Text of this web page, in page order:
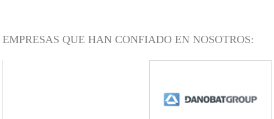
EMPRESAS QUE HAN CONFIADO EN NOSOTROS: